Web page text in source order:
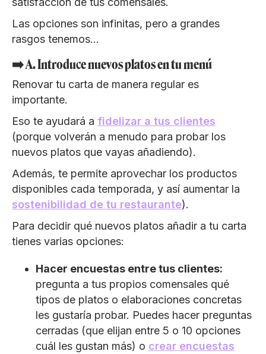
Las opciones son infinitas, pero a grandes
rasgos tenemos…
➡️ A. Introduce nuevos platos en tu menú
Renovar tu carta de manera regular es
importante.
Eso te ayudará a fidelizar a tus clientes
(porque volverán a menudo para probar los
nuevos platos que vayas añadiendo).
Además, te permite aprovechar los productos
disponibles cada temporada, y así aumentar la
sostenibilidad de tu restaurante).
Para decidir qué nuevos platos añadir a tu carta
tienes varias opciones:
Hacer encuestas entre tus clientes:
pregunta a tus propios comensales qué
tipos de platos o elaboraciones concretas
les gustaría probar. Puedes hacer preguntas
cerradas (que elijan entre 5 o 10 opciones
cuál les gustan más) o crear encuestas